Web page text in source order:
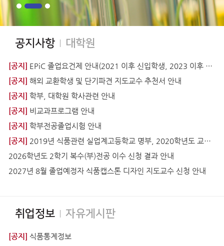
공지사항
[공지] EPiC 졸업요건제 안내(2021 이후 신입학생, 2023 이후 편입학생 부터 적용 )
[공지] 해외 교환학생 및 단기파견 지도교수 추천서 안내
[공지] 학부, 대학원 학사관련 안내
[공지] 비교과프로그램 안내
[공지] 학부전공졸업시험 안내
[공지] 2019년 식품관련 실업계고등학교 명부, 2020학년도 교직편람
2026학년도 2학기 복수(부)전공 이수 신청 결과 안내
2027년 8월 졸업예정자 식품캡스톤 디자인 지도교수 신청 안내
대학원
취업정보
[공지] 식품통계정보
자유게시판